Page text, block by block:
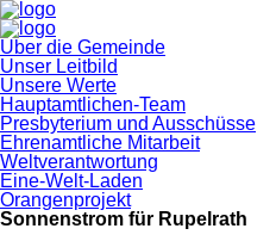
Navigation
überspringen
Über die Gemeinde
Unser Leitbild
Unsere Werte
Hauptamtlichen-Team
Presbyterium und Ausschüsse
Ehrenamtliche Mitarbeit
Weltverantwortung
Eine-Welt-Laden
Orangenprojekt
Sonnenstrom für Rupelrath